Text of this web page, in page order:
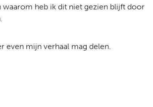
waarom heb ik dit niet gezien blijft door
even mijn verhaal mag delen.